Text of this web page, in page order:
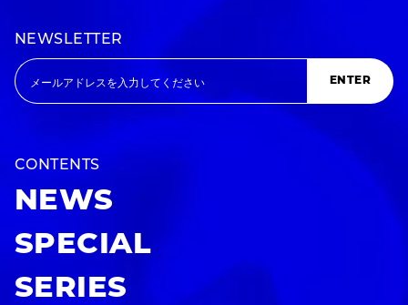
NEWSLETTER
ENTER
CONTENTS
NEWS
SPECIAL
SERIES